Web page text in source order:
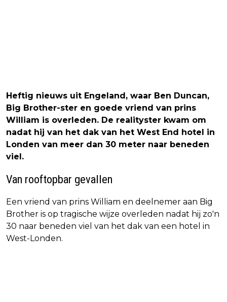
Heftig nieuws uit Engeland, waar Ben Duncan,
Big Brother-ster en goede vriend van prins
William is overleden. De realityster kwam om
nadat hij van het dak van het West End hotel in
Londen van meer dan 30 meter naar beneden
viel.
Van rooftopbar gevallen
Een vriend van prins William en deelnemer aan Big
Brother is op tragische wijze overleden nadat hij zo'n
30 naar beneden viel van het dak van een hotel in
West-Londen.